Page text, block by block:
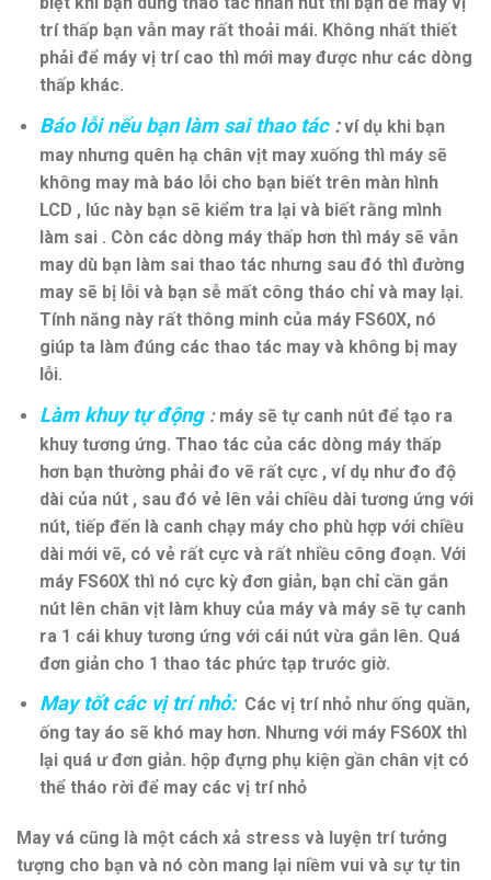
trí thấp bạn vẫn may rất thoải mái. Không nhất thiết
phải để máy vị trí cao thì mới may được như các dòng
thấp khác.
Báo lỗi nếu bạn làm sai thao tác:ví dụ khi bạn
may nhưng quên hạ chân vịt may xuống thì máy sẽ
không may mà báo lỗi cho bạn biết trên màn hình
LCD , lúc này bạn sẽ kiểm tra lại và biết rằng mình
làm sai . Còn các dòng máy thấp hơn thì máy sẽ vẫn
may dù bạn làm sai thao tác nhưng sau đó thì đường
may sẽ bị lỗi và bạn sễ mất công tháo chỉ và may lại.
Tính năng này rất thông minh của máy FS60X, nó
giúp ta làm đúng các thao tác may và không bị may
lỗi.
Làm khuy tự động :máy sẽ tự canh nút để tạo ra
khuy tương ứng. Thao tác của các dòng máy thấp
hơn bạn thường phải đo vẽ rất cực , ví dụ như đo độ
dài của nút , sau đó vẻ lên vải chiều dài tương ứng với
nút, tiếp đến là canh chạy máy cho phù hợp với chiều
dài mới vẽ, có vẻ rất cực và rất nhiều công đoạn. Với
máy FS60X thì nó cực kỳ đơn giản, bạn chỉ cần gắn
nút lên chân vịt làm khuy của máy và máy sẽ tự canh
ra 1 cái khuy tương ứng với cái nút vừa gắn lên. Quá
đơn giản cho 1 thao tác phức tạp trước giờ.
May tốt các vị trí nhỏ: Các vị trí nhỏ như ống quần,
ống tay áo sẽ khó may hơn. Nhưng với máy FS60X thì
lại quá ư đơn giản. hộp đựng phụ kiện gần chân vịt có
thể tháo rời để may các vị trí nhỏ
May vá cũng là một cách xả stress và luyện trí tưởng
tượng cho bạn và nó còn mang lại niềm vui và sự tự tin